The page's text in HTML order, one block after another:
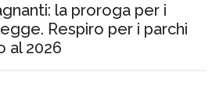
la proroga per i
Respiro per i parchi
al 2026